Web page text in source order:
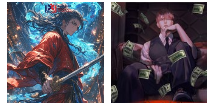
Xuyên Nhanh
Xuyên Sách
Xuyên Thư
Điền Văn
Đô Thị